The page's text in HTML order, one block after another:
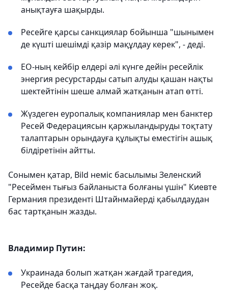
анықтауға шақырды.
Ресейге қарсы санкциялар бойынша "шынымен
де күшті шешімді қазір мақұлдау керек", - деді.
ЕО-ның кейбір елдері әлі күнге дейін ресейлік
энергия ресурстарды сатып алуды қашан нақты
шектейтінін шеше алмай жатқанын атап өтті.
Жүздеген еуропалық компаниялар мен банктер
Ресей Федерациясын қаржыландыруды тоқтату
талаптарын орындауға құлықты еместігін ашық
білдіретінін айтты.
Сонымен қатар, Bild неміс басылымы Зеленский
"Ресеймен тығыз байланыста болғаны үшін" Киевте
Германия президенті Штайнмайерді қабылдаудан
бас тартқанын жазды.
Владимир Путин:
Украинада болып жатқан жағдай трагедия,
Ресейде басқа таңдау болған жоқ.